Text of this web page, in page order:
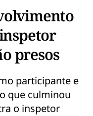
presos
participante e
que culminou
o inspetor